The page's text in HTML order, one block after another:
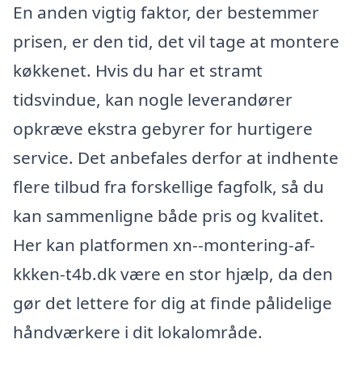
En anden vigtig faktor, der bestemmer
prisen, er den tid, det vil tage at montere
køkkenet. Hvis du har et stramt
tidsvindue, kan nogle leverandører
opkræve ekstra gebyrer for hurtigere
service. Det anbefales derfor at indhente
flere tilbud fra forskellige fagfolk, så du
kan sammenligne både pris og kvalitet.
Her kan platformen xn--montering-af-
kkken-t4b.dk være en stor hjælp, da den
gør det lettere for dig at finde pålidelige
håndværkere i dit lokalområde.